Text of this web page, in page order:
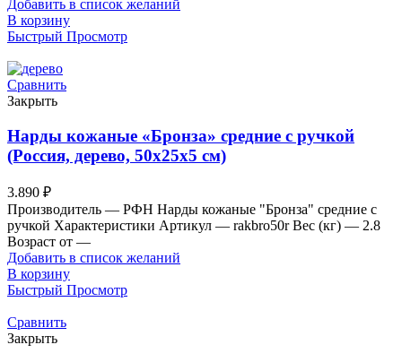
Добавить в список желаний
В корзину
Быстрый Просмотр
Сравнить
Закрыть
Нарды кожаные «Бронза» средние с ручкой
(Россия, дерево, 50х25х5 см)
3.890 ₽
Производитель — РФН Нарды кожаные "Бронза" средние с
ручкой Характеристики Артикул — rakbro50r Вес (кг) — 2.8
Возраст от —
Добавить в список желаний
В корзину
Быстрый Просмотр
Сравнить
Закрыть